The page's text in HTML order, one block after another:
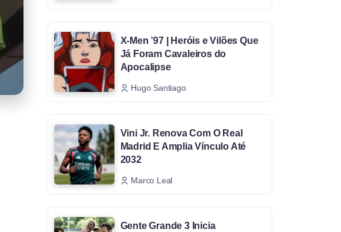
X-Men ’97 | Heróis e Vilões Que
Já Foram Cavaleiros do
Apocalipse
Hugo Santiago
Vini Jr. Renova Com O Real
Madrid E Amplia Vínculo Até
2032
Marco Leal
Gente Grande 3 Inicia